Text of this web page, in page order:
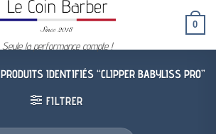
Seule la performance compte !
0
PRODUITS IDENTIFIÉS “CLIPPER BABYLISS PRO”
FILTRER